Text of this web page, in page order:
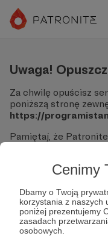
Cenimy
Dbamy o Twoją
korzystania z naszych
poniżej prezentujemy
zasadach
osobowych.
Uwaga!
Za chwilę opuścisz
poniższą stronę
https://
Pamiętaj, że
Nie podawaj
finansowych na
Sprawdź dokładnie
"Tak, przejdź do
Jeśli masz
link.